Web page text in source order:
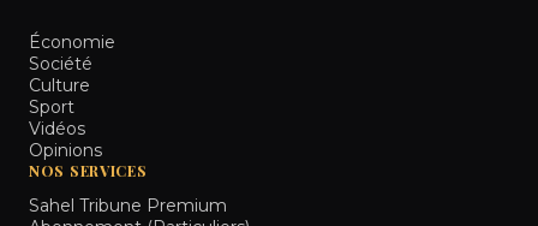
Économie
Société
Culture
Sport
Vidéos
Opinions
NOS SERVICES
Sahel Tribune Premium